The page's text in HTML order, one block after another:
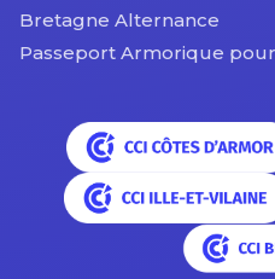
Bretagne Alternance
Passeport Armorique